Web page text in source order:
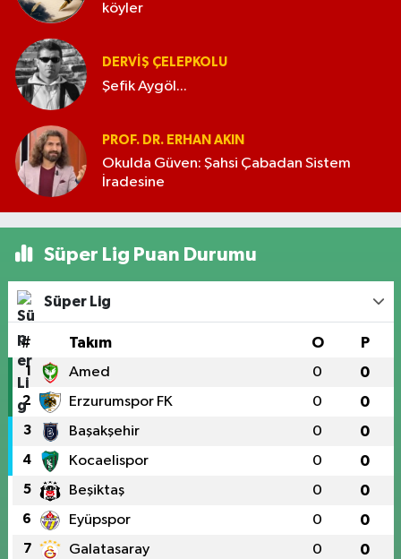
köyler
DERVIŞ ÇELEPKOLU
Şefik Aygöl...
PROF. DR. ERHAN AKIN
Okulda Güven: Şahsi Çabadan Sistem
İradesine
Süper Lig Puan Durumu
Süper Lig
# Takım O P
1 Amed 0 0
2 Erzurumspor FK 0 0
3 Başakşehir 0 0
4 Kocaelispor 0 0
5 Beşiktaş 0 0
6 Eyüpspor 0 0
7 Galatasaray 0 0